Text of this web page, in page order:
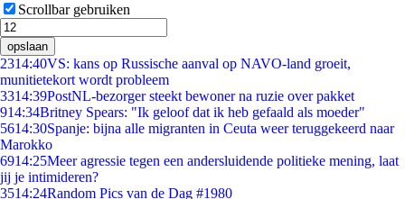
Scrollbar gebruiken
opslaan
2314:40VS: kans op Russische aanval op NAVO-land groeit,
munitietekort wordt probleem
3314:39PostNL-bezorger steekt bewoner na ruzie over pakket
914:34Britney Spears: "Ik geloof dat ik heb gefaald als moeder"
5614:30Spanje: bijna alle migranten in Ceuta weer teruggekeerd naar
Marokko
6914:25Meer agressie tegen een andersluidende politieke mening, laat
jij je intimideren?
3514:24Random Pics van de Dag #1980